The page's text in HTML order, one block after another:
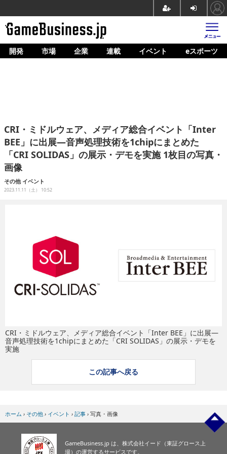
ホーム
企業動向
人材育成
産業政策
開発 市場 企業 連載 イベント eスポーツ
CRI・ミドルウェア、メディア総合イベント「Inter
BEE」に出展―音声処理技術を1chipにまとめた
「CRI SOLIDAS」の展示・デモを実施 1枚目の写真・
画像
その他 イベント
2023.11.11（土） 10:52
CRI・ミドルウェア、メディア総合イベント「Inter BEE」に出展―
音声処理技術を1chipにまとめた「CRI SOLIDAS」の展示・デモを
実施
この記事へ戻る
ホーム › その他 › イベント › 記事 › 写真・画像
GameBusiness.jp は、株式会社イード（東証グロース上
場）の運営するサービスです。